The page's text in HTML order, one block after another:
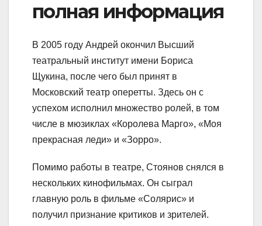
полная информация
В 2005 году Андрей окончил Высший
театральный институт имени Бориса
Щукина, после чего был принят в
Московский театр оперетты. Здесь он с
успехом исполнил множество ролей, в том
числе в мюзиклах «Королева Марго», «Моя
прекрасная леди» и «Зорро».
Помимо работы в театре, Стоянов снялся в
нескольких кинофильмах. Он сыграл
главную роль в фильме «Солярис» и
получил признание критиков и зрителей.